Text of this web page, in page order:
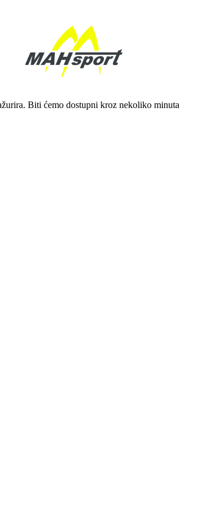
Biti ćemo dostupni kroz nekoliko minuta